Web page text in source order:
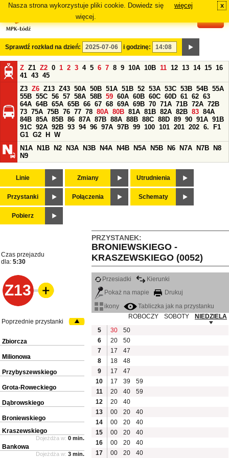
Nasza strona wykorzystuje pliki cookie. Dowiedz się
więcej.
więcej x
Sprawdź rozkład na dzień: i godzinę:
Z Z1 Z2 0 1 2 3 4 5 6 7 8 9 10A 10B 11 12 13 14 15 16
41 43 45
Z3 Z6 Z13 Z43 50A 50B 51A 51B 52 53A 53C 53B 54B 55A
55B 55C 56 57 58A 58B 59 60A 60B 60C 60D 61 62 63
64A 64B 65A 65B 66 67 68 69A 69B 70 71A 71B 72A 72B
73 75A 75B 76 77 78 80A 80B 81A 81B 82A 82B 83 84A
84B 85A 85B 86 87A 87B 88A 88B 88C 88D 89 90 91A 91B
91C 92A 92B 93 94 96 97A 97B 99 100 101 201 202 6.
F1
G1 G2 H
W
N1A
N1B N2 N3A N3B N4A N4B N5A N5B N6 N7A N7B
N8
N9
Linie Zmiany Utrudnienia
Przystanki Połączenia Schematy
Pobierz
PRZYSTANEK:
BRONIEWSKIEGO -
KRASZEWSKIEGO (0052)
Czas przejazdu
dla: 5:30
Z13
Przesiadki
Kierunki
Pokaż na mapie
Drukuj
ikony
Tabliczka jak na przystanku
ROBOCZY
SOBOTY
NIEDZIELA
5
30
50
6
20
50
7
17
47
8
18
48
9
17
47
10
17 39
59
11
20 40
59
12
20
40
13
00 20
40
14
00 20
40
15
00 20
40
16
00 20
40
17
00 20 40
Poprzednie przystanki
Zbiorcza
Milionowa
Przybyszewskiego
Grota-Roweckiego
Dąbrowskiego
Broniewskiego
Kraszewskiego
Dojeżdża w: 0 min.
Bankowa
Dojeżdża w: 3 min.